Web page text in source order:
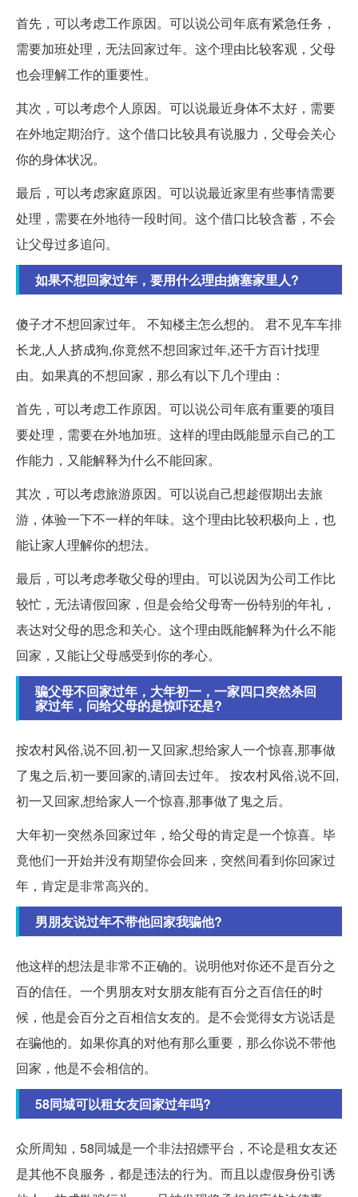
首先，可以考虑工作原因。可以说公司年底有紧急任务，
需要加班处理，无法回家过年。这个理由比较客观，父母
也会理解工作的重要性。
其次，可以考虑个人原因。可以说最近身体不太好，需要
在外地定期治疗。这个借口比较具有说服力，父母会关心
你的身体状况。
最后，可以考虑家庭原因。可以说最近家里有些事情需要
处理，需要在外地待一段时间。这个借口比较含蓄，不会
让父母过多追问。
如果不想回家过年，要用什么理由搪塞家里人?
傻子才不想回家过年。 不知楼主怎么想的。 君不见车车排
长龙,人人挤成狗,你竟然不想回家过年,还千方百计找理
由。如果真的不想回家，那么有以下几个理由：
首先，可以考虑工作原因。可以说公司年底有重要的项目
要处理，需要在外地加班。这样的理由既能显示自己的工
作能力，又能解释为什么不能回家。
其次，可以考虑旅游原因。可以说自己想趁假期出去旅
游，体验一下不一样的年味。这个理由比较积极向上，也
能让家人理解你的想法。
最后，可以考虑孝敬父母的理由。可以说因为公司工作比
较忙，无法请假回家，但是会给父母寄一份特别的年礼，
表达对父母的思念和关心。这个理由既能解释为什么不能
回家，又能让父母感受到你的孝心。
骗父母不回家过年，大年初一，一家四口突然杀回
家过年，问给父母的是惊吓还是?
按农村风俗,说不回,初一又回家,想给家人一个惊喜,那事做
了鬼之后,初一要回家的,请回去过年。 按农村风俗,说不回,
初一又回家,想给家人一个惊喜,那事做了鬼之后。
大年初一突然杀回家过年，给父母的肯定是一个惊喜。毕
竟他们一开始并没有期望你会回来，突然间看到你回家过
年，肯定是非常高兴的。
男朋友说过年不带他回家我骗他?
他这样的想法是非常不正确的。说明他对你还不是百分之
百的信任。一个男朋友对女朋友能有百分之百信任的时
候，他是会百分之百相信女友的。是不会觉得女方说话是
在骗他的。如果你真的对他有那么重要，那么你说不带他
回家，他是不会相信的。
58同城可以租女友回家过年吗?
众所周知，58同城是一个非法招嫖平台，不论是租女友还
是其他不良服务，都是违法的行为。而且以虚假身份引诱